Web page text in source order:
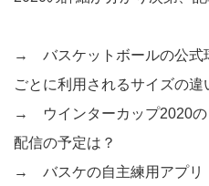
→ バスケットボールの公
ごとに利用されるサイズの違
→
ウインターカップ2020
配信の予定は？
→ バスケの自主練用アプ